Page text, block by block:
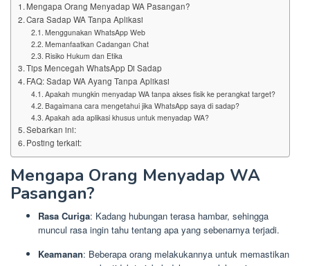
Mengapa Orang Menyadap WA Pasangan?
Cara Sadap WA Tanpa Aplikasi
Menggunakan WhatsApp Web
Memanfaatkan Cadangan Chat
Risiko Hukum dan Etika
Tips Mencegah WhatsApp Di Sadap
FAQ: Sadap WA Ayang Tanpa Aplikasi
Apakah mungkin menyadap WA tanpa akses fisik ke perangkat target?
Bagaimana cara mengetahui jika WhatsApp saya di sadap?
Apakah ada aplikasi khusus untuk menyadap WA?
Sebarkan ini:
Posting terkait:
Mengapa Orang Menyadap WA
Pasangan?
Rasa Curiga: Kadang hubungan terasa hambar, sehingga
muncul rasa ingin tahu tentang apa yang sebenarnya terjadi.
Keamanan: Beberapa orang melakukannya untuk memastikan